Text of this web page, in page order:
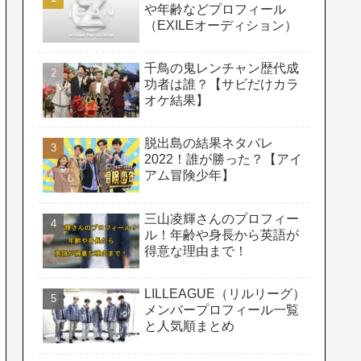
や年齢などプロフィール
（EXILEオーディション）
千鳥の鬼レンチャン歴代成
功者は誰？【サビだけカラ
オケ結果】
脱出島の結果ネタバレ
2022！誰が勝った？【アイ
アム冒険少年】
三山凌輝さんのプロフィー
ル！年齢や身長から英語が
得意な理由まで！
LILLEAGUE（リルリーグ）
メンバープロフィール一覧
と人気順まとめ